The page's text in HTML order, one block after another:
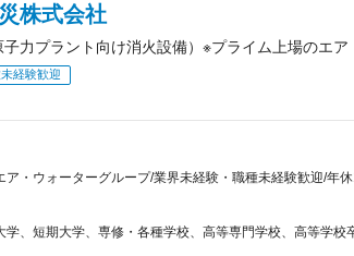
株式会社
子力プラント向け消火設備）※プライム上場のエ
経験歓迎
ア・ウォーターグループ/業界未経験・職種未経験歓迎/年
学、短期大学、専修・各種学校、高等専門学校、高等学校